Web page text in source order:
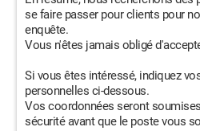
se faire passer pour clients pour
enquête.
Vous n'êtes jamais obligé
Si vous êtes intéressé, indiquez
personnelles ci-dessous.
Vos coordonnées seront
sécurité avant que le poste vous